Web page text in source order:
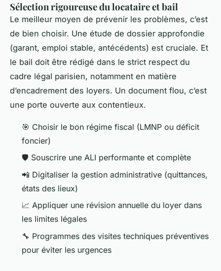
Sélection rigoureuse du locataire et bail
Le meilleur moyen de prévenir les problèmes, c’est
de bien choisir. Une étude de dossier approfondie
(garant, emploi stable, antécédents) est cruciale. Et
le bail doit être rédigé dans le strict respect du
cadre légal parisien, notamment en matière
d’encadrement des loyers. Un document flou, c’est
une porte ouverte aux contentieux.
🎯 Choisir le bon régime fiscal (LMNP ou déficit
foncier)
🛡️ Souscrire une ALI performante et complète
📲 Digitaliser la gestion administrative (quittances,
états des lieux)
📈 Appliquer une révision annuelle du loyer dans
les limites légales
🔧 Programmes des visites techniques préventives
pour éviter les urgences